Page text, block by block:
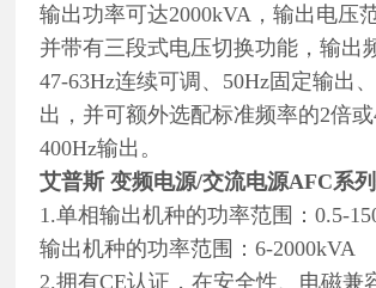
输出功率可达2000kVA，输出电压
并带有三段式电压切换功能，输出
47-63Hz连续可调、50Hz固定输出
出，并可额外选配标准频率的2倍
400Hz输出。
艾普斯 变频电源/交流电源AFC系列
1.单相输出机种的功率范围：0.5-
输出机种的功率范围：6-2000kVA
2.拥有CE认证，在安全性、电磁兼